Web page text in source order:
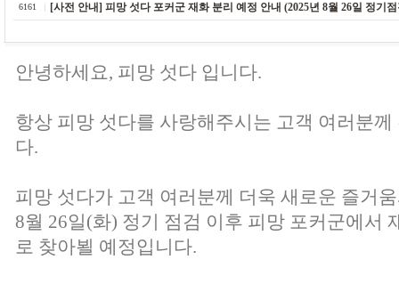
6161 [사전 안내] 피망 섯다 포커군 재화 분리 예정 안내 (2025년 8월 26일 정기
안녕하세요, 피망 섯다 입니다.
항상 피망 섯다를 사랑해주시는 고객 여러분
다.
피망 섯다가 고객 여러분께 더욱 새로운 즐거
8월 26일(화) 정기 점검 이후 피망 포커군에서
로 찾아뵐 예정입니다.